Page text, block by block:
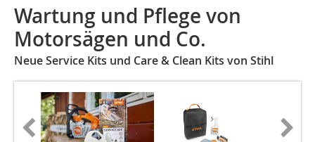
Wartung und Pflege von
Motorsägen und Co.
Neue Service Kits und Care & Clean Kits von Stihl